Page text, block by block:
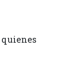
quienes